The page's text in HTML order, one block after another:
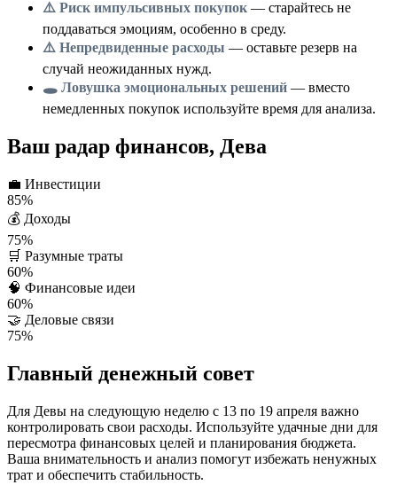
⚠️ Риск импульсивных покупок — старайтесь не
поддаваться эмоциям, особенно в среду.
⚠️ Непредвиденные расходы — оставьте резерв на
случай неожиданных нужд.
🕳️ Ловушка эмоциональных решений — вместо
немедленных покупок используйте время для анализа.
Ваш радар финансов, Дева
💼 Инвестиции
85%
💰 Доходы
75%
🛒 Разумные траты
60%
🧠 Финансовые идеи
60%
🤝 Деловые связи
75%
Главный денежный совет
Для Девы на следующую неделю с 13 по 19 апреля важно
контролировать свои расходы. Используйте удачные дни для
пересмотра финансовых целей и планирования бюджета.
Ваша внимательность и анализ помогут избежать ненужных
трат и обеспечить стабильность.